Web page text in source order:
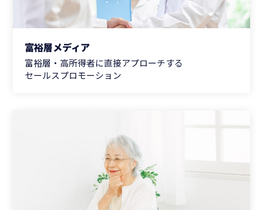
富裕層メディア
富裕層・高所得者に直接アプローチする
セールスプロモーション